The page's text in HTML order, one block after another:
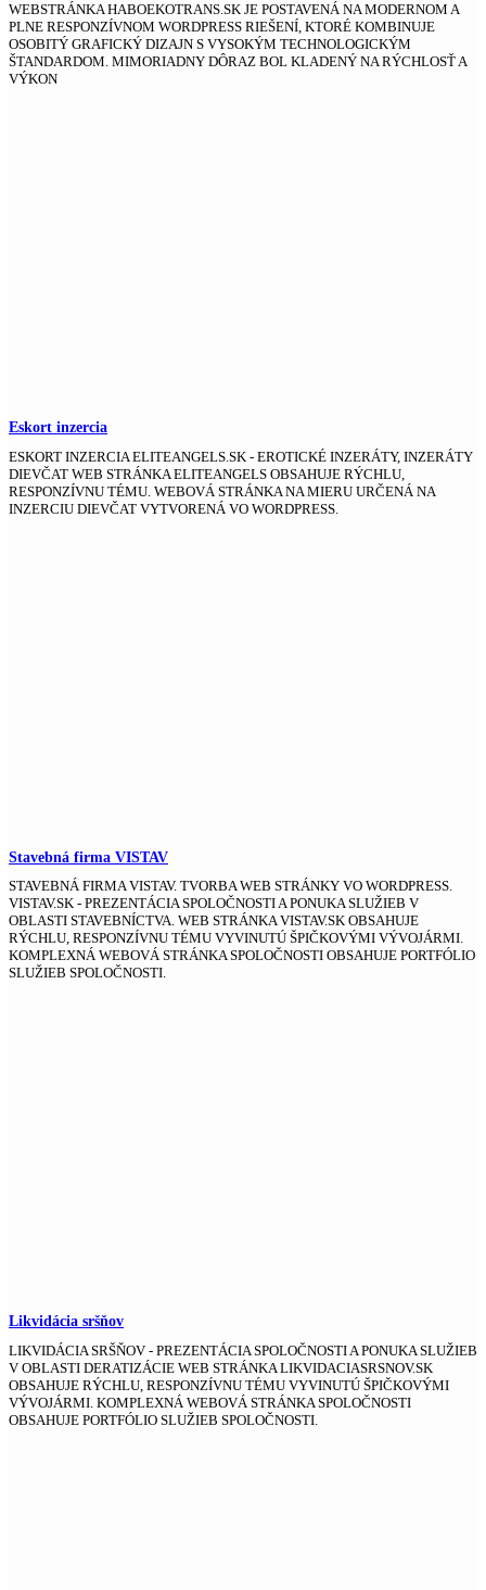
WEBSTRÁNKA HABOEKOTRANS.SK JE POSTAVENÁ NA MODERNOM A
PLNE RESPONZÍVNOM WORDPRESS RIEŠENÍ, KTORÉ KOMBINUJE
OSOBITÝ GRAFICKÝ DIZAJN S VYSOKÝM TECHNOLOGICKÝM
ŠTANDARDOM. MIMORIADNY DÔRAZ BOL KLADENÝ NA RÝCHLOSŤ A
VÝKON
Eskort inzercia
ESKORT INZERCIA ELITEANGELS.SK - EROTICKÉ INZERÁTY, INZERÁTY
DIEVČAT WEB STRÁNKA ELITEANGELS OBSAHUJE RÝCHLU,
RESPONZÍVNU TÉMU. WEBOVÁ STRÁNKA NA MIERU URČENÁ NA
INZERCIU DIEVČAT VYTVORENÁ VO WORDPRESS.
Stavebná firma VISTAV
STAVEBNÁ FIRMA VISTAV. TVORBA WEB STRÁNKY VO WORDPRESS.
VISTAV.SK - PREZENTÁCIA SPOLOČNOSTI A PONUKA SLUŽIEB V
OBLASTI STAVEBNÍCTVA. WEB STRÁNKA VISTAV.SK OBSAHUJE
RÝCHLU, RESPONZÍVNU TÉMU VYVINUTÚ ŠPIČKOVÝMI VÝVOJÁRMI.
KOMPLEXNÁ WEBOVÁ STRÁNKA SPOLOČNOSTI OBSAHUJE PORTFÓLIO
SLUŽIEB SPOLOČNOSTI.
Likvidácia sršňov
LIKVIDÁCIA SRŠŇOV - PREZENTÁCIA SPOLOČNOSTI A PONUKA SLUŽIEB
V OBLASTI DERATIZÁCIE WEB STRÁNKA LIKVIDACIASRSNOV.SK
OBSAHUJE RÝCHLU, RESPONZÍVNU TÉMU VYVINUTÚ ŠPIČKOVÝMI
VÝVOJÁRMI. KOMPLEXNÁ WEBOVÁ STRÁNKA SPOLOČNOSTI
OBSAHUJE PORTFÓLIO SLUŽIEB SPOLOČNOSTI.